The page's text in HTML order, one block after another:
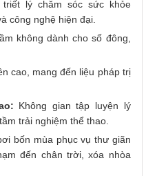
lý chăm sóc sức khỏe
công nghệ hiện đại.
không dành cho số đông,
cao, mang đến liệu pháp trị
Không gian tập luyện lý
trải nghiệm thể thao.
bốn mùa phục vụ thư giãn
đến chân trời, xóa nhòa